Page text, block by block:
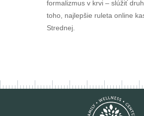
formalizmus v krvi – slúžiť
toho, najlepšie ruleta online
Strednej.